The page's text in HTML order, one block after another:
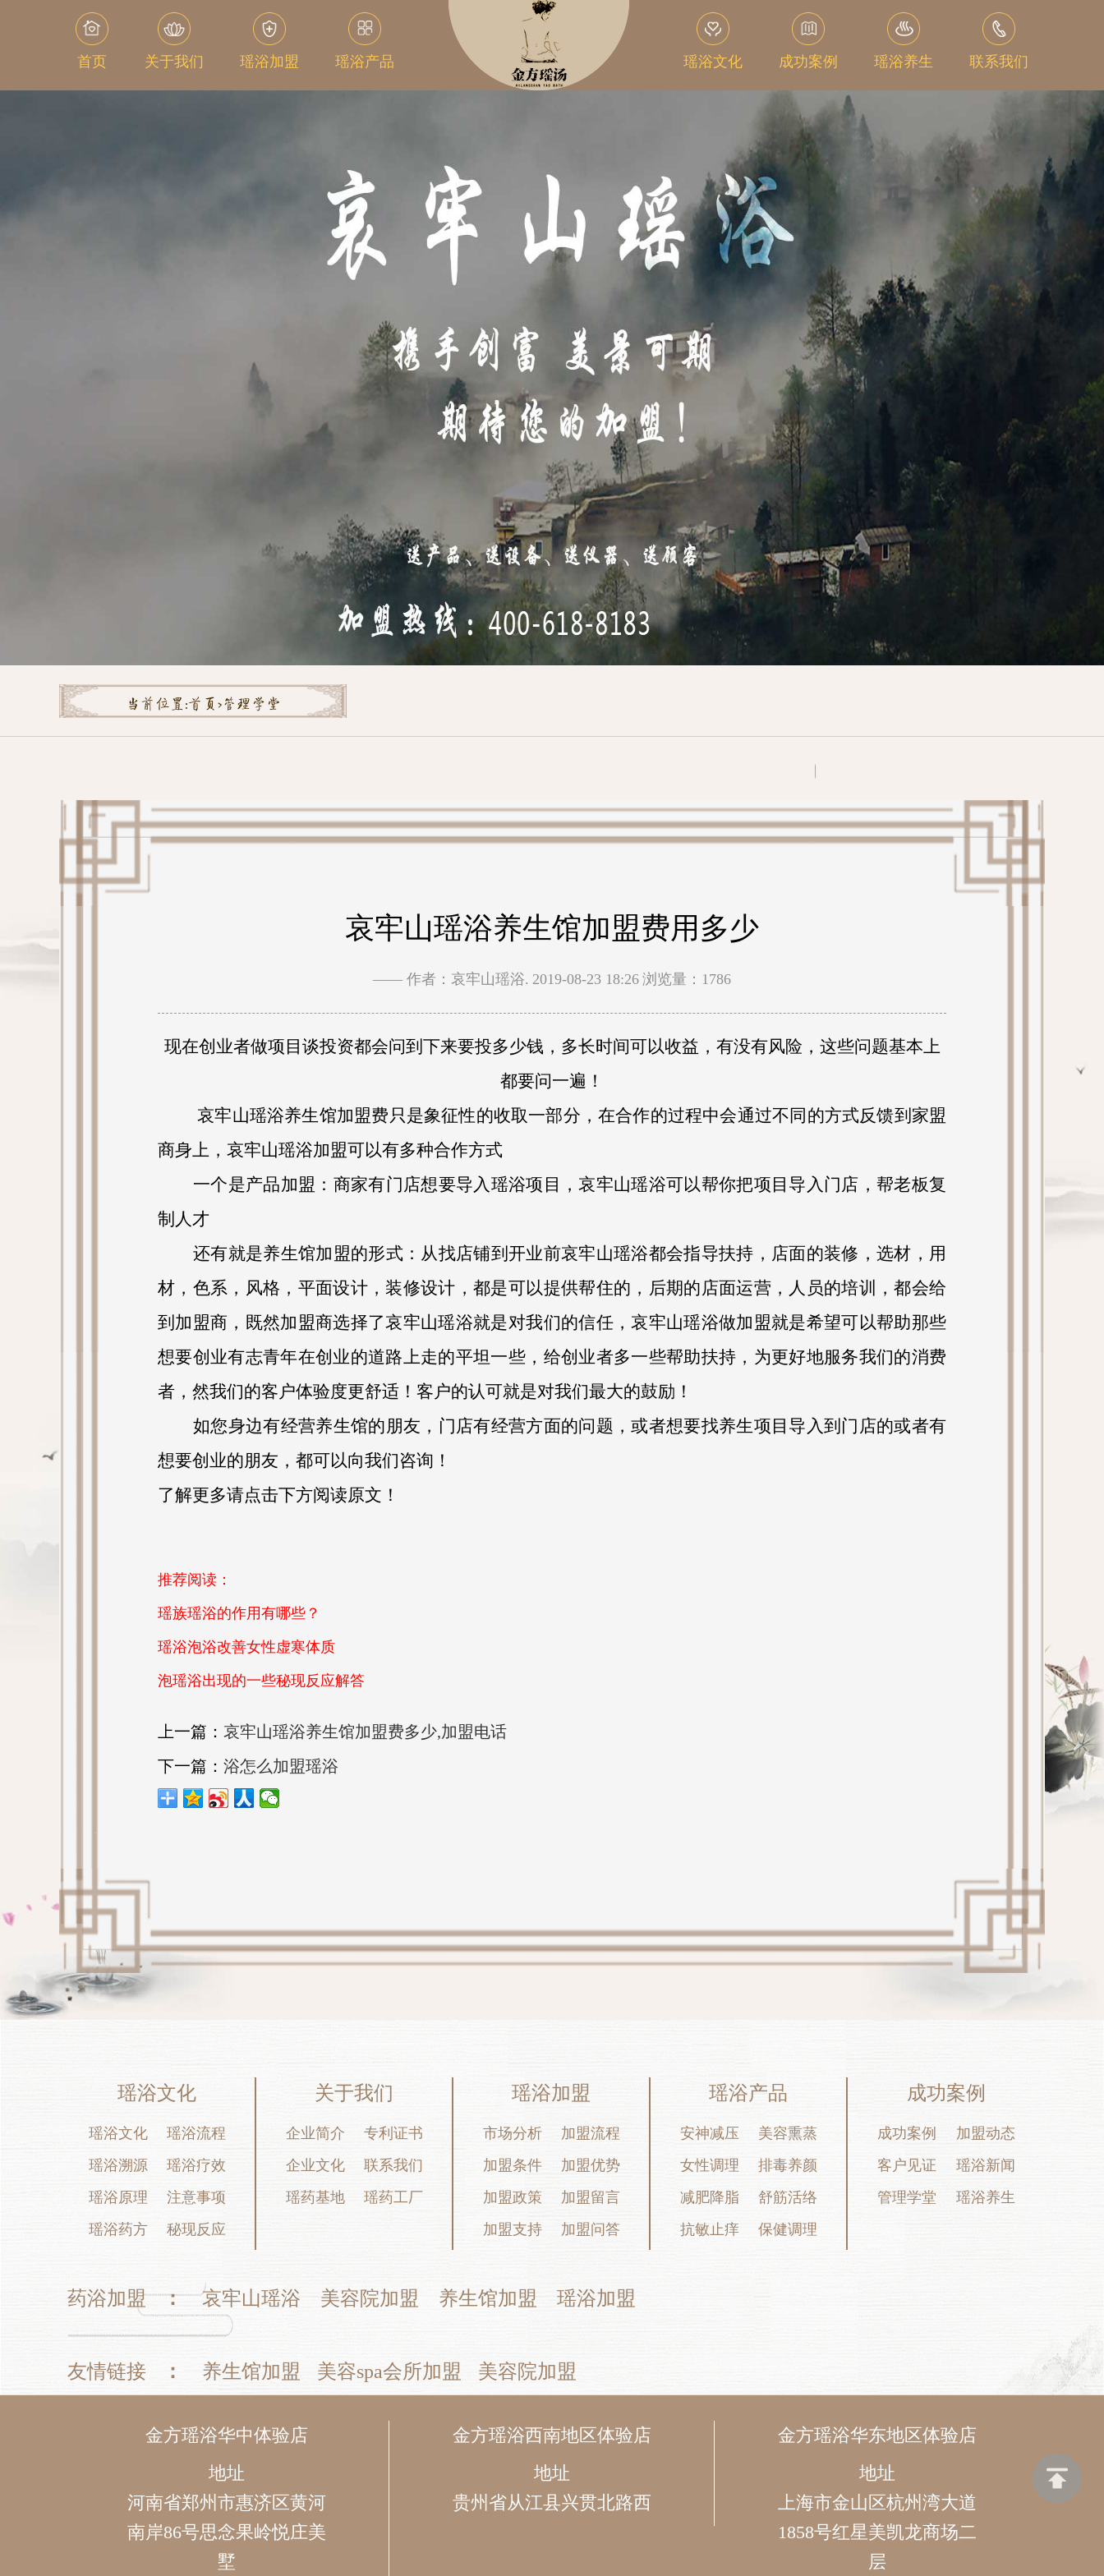
首页 关于我们 瑶浴加盟 瑶浴产品 瑶浴文化 成功案例 瑶浴养生 联系我们
当前位置:首页>管理学堂
哀牢山瑶浴养生馆加盟费用多少
—— 作者：哀牢山瑶浴. 2019-08-23 18:26 浏览量：1786
现在创业者做项目谈投资都会问到下来要投多少钱，多长时间可以收益，有没有风险，这些问题基本上
都要问一遍！
哀牢山瑶浴养生馆加盟费只是象征性的收取一部分，在合作的过程中会通过不同的方式反馈到家盟
商身上，哀牢山瑶浴加盟可以有多种合作方式
一个是产品加盟：商家有门店想要导入瑶浴项目，哀牢山瑶浴可以帮你把项目导入门店，帮老板复
制人才
还有就是养生馆加盟的形式：从找店铺到开业前哀牢山瑶浴都会指导扶持，店面的装修，选材，用
材，色系，风格，平面设计，装修设计，都是可以提供帮住的，后期的店面运营，人员的培训，都会给
到加盟商，既然加盟商选择了哀牢山瑶浴就是对我们的信任，哀牢山瑶浴做加盟就是希望可以帮助那些
想要创业有志青年在创业的道路上走的平坦一些，给创业者多一些帮助扶持，为更好地服务我们的消费
者，然我们的客户体验度更舒适！客户的认可就是对我们最大的鼓励！
如您身边有经营养生馆的朋友，门店有经营方面的问题，或者想要找养生项目导入到门店的或者有
想要创业的朋友，都可以向我们咨询！
了解更多请点击下方阅读原文！
推荐阅读：
瑶族瑶浴的作用有哪些？
瑶浴泡浴改善女性虚寒体质
泡瑶浴出现的一些秘现反应解答
上一篇： 哀牢山瑶浴养生馆加盟费多少,加盟电话
下一篇： 浴怎么加盟瑶浴
瑶浴文化
瑶浴文化
瑶浴流程
瑶浴溯源
瑶浴疗效
瑶浴原理
注意事项
瑶浴药方
秘现反应
关于我们
企业简介
专利证书
企业文化
联系我们
瑶药基地
瑶药工厂
瑶浴加盟
市场分析
加盟流程
加盟条件
加盟优势
加盟政策
加盟留言
加盟支持
加盟问答
瑶浴产品
安神减压
美容熏蒸
女性调理
排毒养颜
减肥降脂
舒筋活络
抗敏止痒
保健调理
成功案例
成功案例
加盟动态
客户见证
瑶浴新闻
管理学堂
瑶浴养生
药浴加盟 ： 哀牢山瑶浴 美容院加盟 养生馆加盟 瑶浴加盟
友情链接 ： 养生馆加盟 美容spa会所加盟 美容院加盟
金方瑶浴华中体验店
地址
河南省郑州市惠济区黄河
南岸86号思念果岭悦庄美
墅
金方瑶浴西南地区体验店
地址
贵州省从江县兴贯北路西
金方瑶浴华东地区体验店
地址
上海市金山区杭州湾大道
1858号红星美凯龙商场二
层